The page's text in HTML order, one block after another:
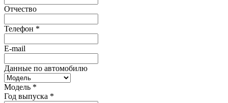
Отчество
Телефон *
E-mail
Данные по автомобилю
Модель *
Год выпуска *